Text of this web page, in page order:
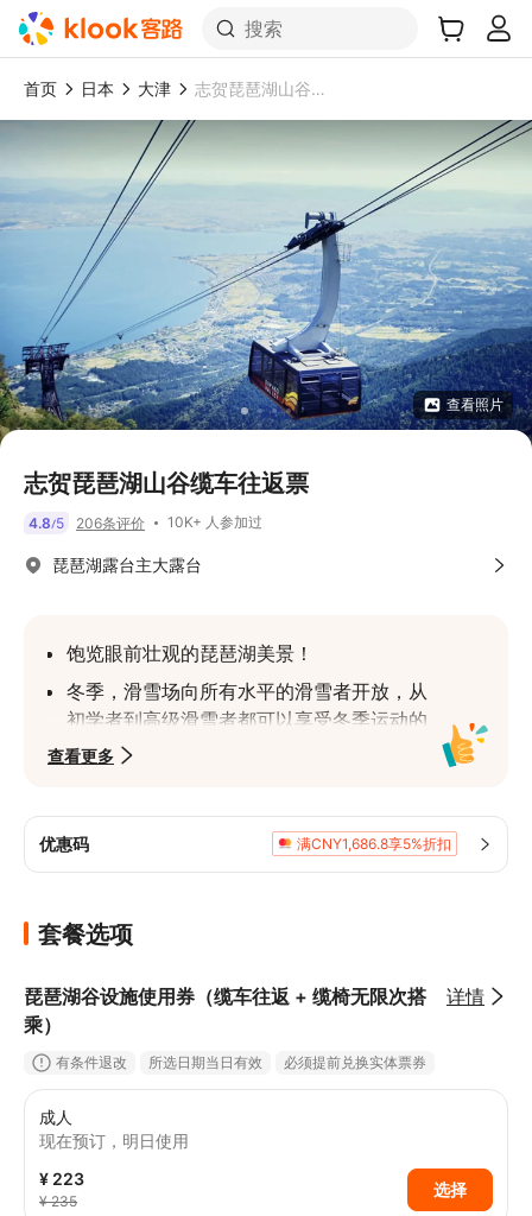
搜索
首页 日本 大津 志贺琵琶湖山谷缆车往返票
查看照片
志贺琵琶湖山谷缆车往返票
4.8/5 206条评价 10K+ 人参加过
琵琶湖露台主大露台
饱览眼前壮观的琵琶湖美景！
冬季，滑雪场向所有水平的滑雪者开放，从
初学者到高级滑雪者都可以享受冬季运动的
乐趣
到海拔1,174米蓬莱山延伸的广阔高原上，可
将琵琶湖的壮丽全景尽收眼底！
查看更多
优惠码 满CNY1,686.8享5%折扣
套餐选项
琵琶湖谷设施使用券（缆车往返 + 缆椅无限次搭
乘）
详情
有条件退改 所选日期当日有效
必须提前兑换实体票券
立即确认
成人
现在预订，明日使用
¥ 223
¥ 235
选择